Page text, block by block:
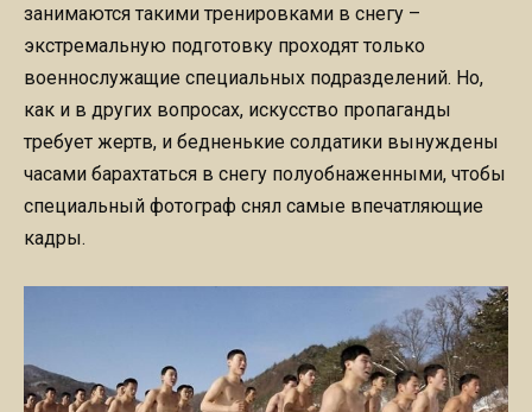
занимаются такими тренировками в снегу –
экстремальную подготовку проходят только
военнослужащие специальных подразделений. Но,
как и в других вопросах, искусство пропаганды
требует жертв, и бедненькие солдатики вынуждены
часами барахтаться в снегу полуобнаженными, чтобы
специальный фотограф снял самые впечатляющие
кадры.